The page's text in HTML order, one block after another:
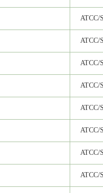
ATCC/
ATCC/
ATCC/
ATCC/
ATCC/
ATCC/
ATCC/
ATCC/